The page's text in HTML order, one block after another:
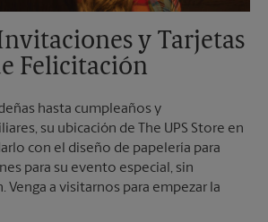
y Tarjetas
Felicitación
hasta cumpleaños y
su ubicación de The UPS Store en
con el diseño de papelería para
para su evento especial, sin
Venga a visitarnos para empezar la